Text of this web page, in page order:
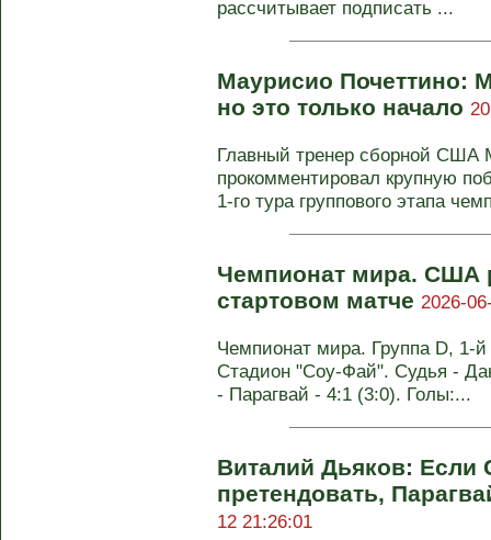
рассчитывает подписать ...
Маурисио Почеттино:
но это только начало
Главный тренер сборной США
прокомментировал крупную
1-го тура группового этапа
Чемпионат мира. США
стартовом матче 2026-
Чемпионат мира. Группа D, 1-
Стадион "Соу-Фай". Судья -
- Парагвай - 4:1 (3:0). Голы:...
Виталий Дьяков: Если
претендовать,
12 21:26:01